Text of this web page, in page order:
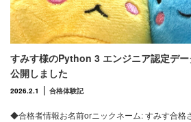
すみす様のPython 3 エンジニア認定デ
公開しました
2026.2.1 合格体験記
◆合格者情報お名前orニックネーム: すみす合格